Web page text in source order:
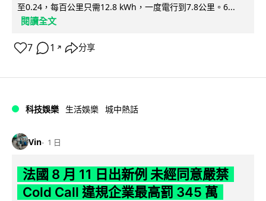
至0.24，每百公里只需12.8 kWh，一度電行到7.8公里。6...
閱讀全文
7 1 ↗ 分享
科技娛樂 生活娛樂 城中熱話
Vin 1 日
法國 8 月 11 日出新例 未經同意嚴禁
Cold Call 違規企業最高罰 345 萬